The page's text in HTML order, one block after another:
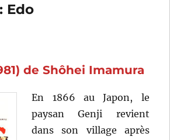
Edo
de Shôhei Imamura
En 1866 au Japon, le
paysan Genji revient
dans son village après